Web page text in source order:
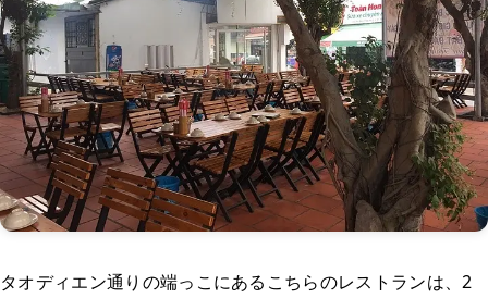
タオディエン通りの端っこにあるこちらのレストランは、2